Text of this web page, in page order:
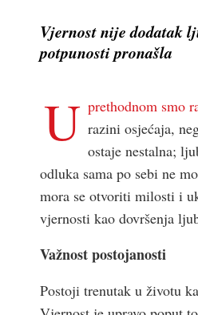
Vjernost nije dodatak
potpunosti pronašla
U prethodnom smo
razini osjećaja,
ostaje nestalna;
odluka sama po sebi ne
mora se otvoriti milosti i
vjernosti kao dovršenja
Važnost postojanosti
Postoji trenutak u životu